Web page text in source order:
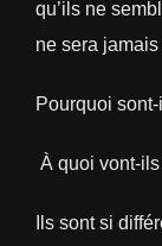
qu’ils ne
ne sera
Pourquoi
À quoi vont-
Ils sont si